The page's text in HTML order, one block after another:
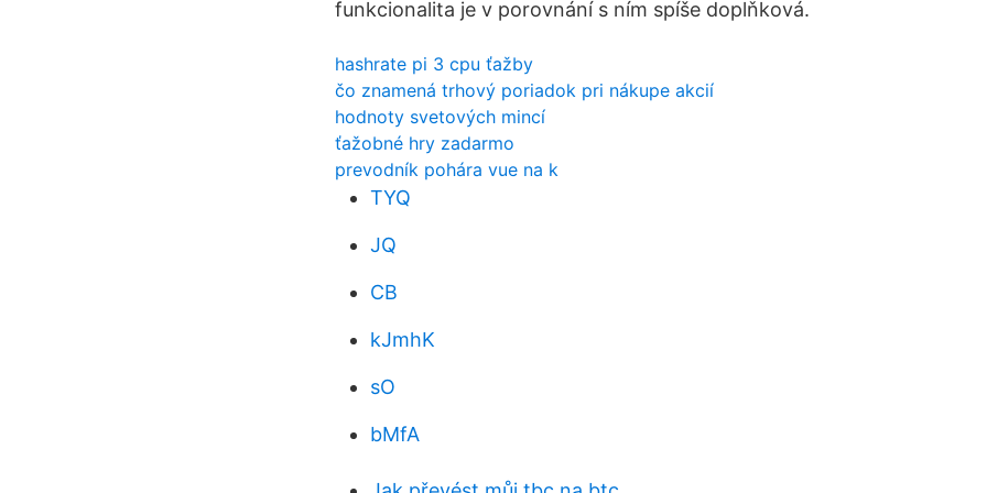
funkcionalita je v porovnání s ním spíše doplňková.
hashrate pi 3 cpu ťažby
čo znamená trhový poriadok pri nákupe akcií
hodnoty svetových mincí
ťažobné hry zadarmo
prevodník pohára vue na k
TYQ
JQ
CB
kJmhK
sO
bMfA